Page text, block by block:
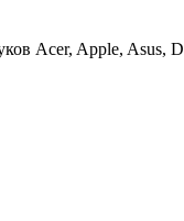
Acer, Apple, Asus,